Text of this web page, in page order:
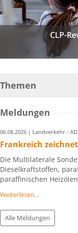
CLP-
Themen
Meldungen
06.08.2026 | Landverkehr -
Frankreich
Die Multilaterale
Dieselkraftstoffen,
paraffinischen
Weiterlesen...
Alle Meldungen